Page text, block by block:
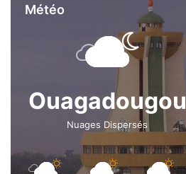
Météo
Ouagadougou
Nuages Dispersés